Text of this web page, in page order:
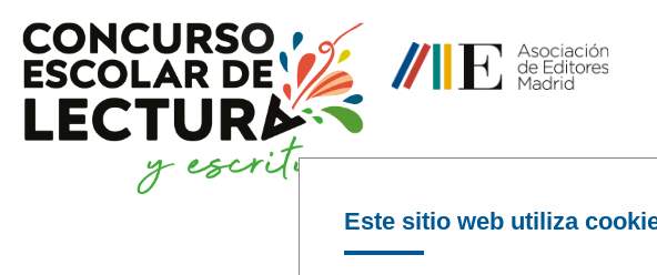
Este sitio web utiliza